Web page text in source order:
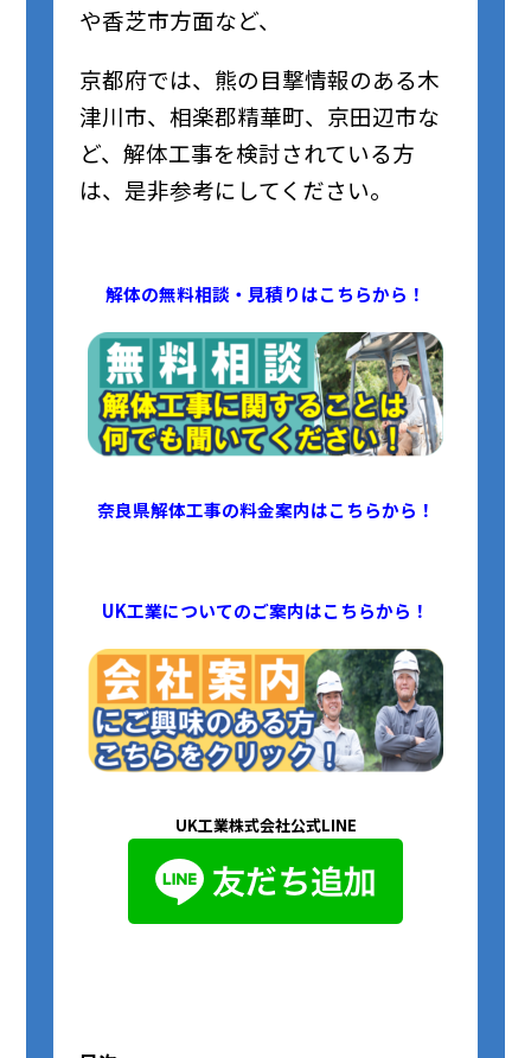
や香芝市方面など、
京都府では、熊の目撃情報のある木
津川市、相楽郡精華町、京田辺市な
ど、解体工事を検討されている方
は、 是非参考にしてください。
解体の無料相談・見積りはこちらから！
奈良県解体工事の料金案内はこちらから！
UK工業についてのご案内はこちらから！
UK工業株式会社公式LINE